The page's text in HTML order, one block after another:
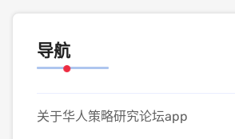
导航
关于华人策略研究论坛app